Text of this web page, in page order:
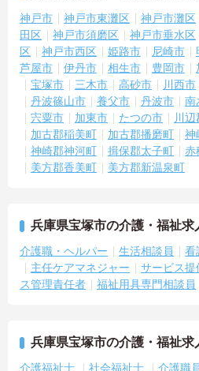
神戸市 神戸市東灘区 神戸市灘区
田区
神戸市須磨区 神戸市垂水区
区
神戸市西区 姫路市 尼崎市
芦屋市
伊丹市 相生市 豊岡市
宝塚市
三木市 高砂市 川西市
丹波篠山市
養父市 丹波市 南
宍粟市
加東市 たつの市 川
加古郡稲美町
加古郡播磨町 神
神崎郡神河町
揖保郡太子町 赤
美方郡香美町
美方郡新温泉町
兵庫県宝塚市の介護・福祉求
介護職・ヘルパー 生活相談員 看
主任ケアマネジャー
サービス提
ス管理責任者
福祉用具専門相談員
兵庫県宝塚市の介護・福祉求
介護福祉士 社会福祉士
介護職